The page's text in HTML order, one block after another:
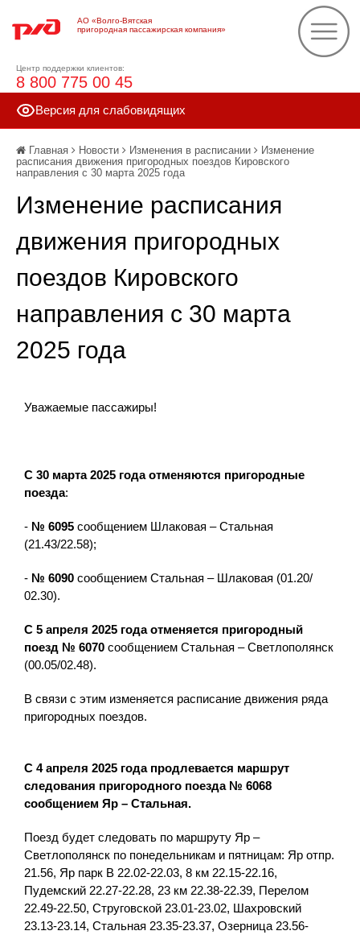
АО «Волго-Вятская
пригородная пассажирская компания»
Центр поддержки клиентов:
8 800 775 00 45
Версия для слабовидящих
Главная Новости Изменения в расписании
Изменение
расписания движения пригородных поездов Кировского
направления с 30 марта 2025 года
Изменение расписания
движения пригородных
поездов Кировского
направления с 30 марта
2025 года
Уважаемые пассажиры!
С 30 марта 2025 года отменяются пригородные
поезда:
- № 6095 сообщением Шлаковая – Стальная
(21.43/22.58);
- № 6090 сообщением Стальная – Шлаковая (01.20/
02.30).
С 5 апреля 2025 года отменяется пригородный
поезд № 6070 сообщением Стальная – Светлополянск
(00.05/02.48).
В связи с этим изменяется расписание движения ряда
пригородных поездов.
С 4 апреля 2025 года продлевается маршрут
следования пригородного поезда № 6068
сообщением Яр – Стальная.
Поезд будет следовать по маршруту Яр –
Светлополянск по понедельникам и пятницам: Яр отпр.
21.56, Яр парк В 22.02-22.03, 8 км 22.15-22.16,
Пудемский 22.27-22.28, 23 км 22.38-22.39, Перелом
22.49-22.50, Струговской 23.01-23.02, Шахровский
23.13-23.14, Стальная 23.35-23.37, Озерница 23.56-